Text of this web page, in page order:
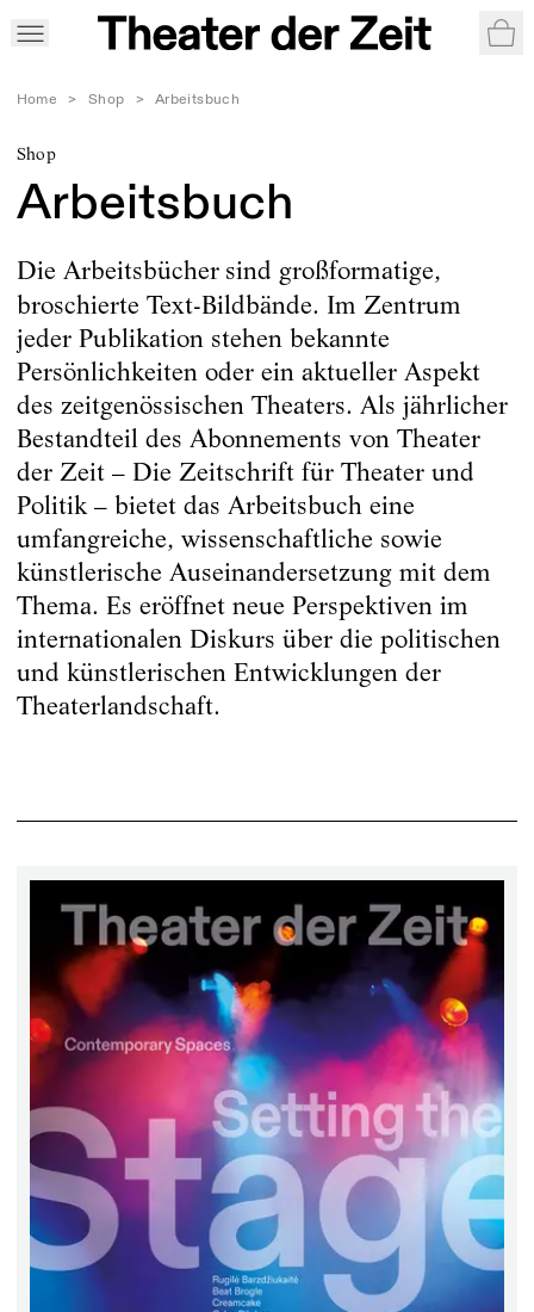
Home > Shop > Arbeitsbuch
Shop
Arbeitsbuch
Die Arbeitsbücher sind großformatige,
broschierte Text-Bildbände. Im Zentrum
jeder Publikation stehen bekannte
Persönlichkeiten oder ein aktueller Aspekt
des zeitgenössischen Theaters. Als jährlicher
Bestandteil des Abonnements von Theater
der Zeit – Die Zeitschrift für Theater und
Politik – bietet das Arbeitsbuch eine
umfangreiche, wissenschaftliche sowie
künstlerische Auseinandersetzung mit dem
Thema. Es eröffnet neue Perspektiven im
internationalen Diskurs über die politischen
und künstlerischen Entwicklungen der
Theaterlandschaft.